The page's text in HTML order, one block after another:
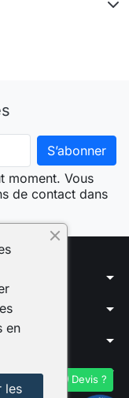
moment. Vous
de contact dans
arrow_drop_down
arrow_drop_down
arrow_drop_down
arrow_drop_down
Devis ?
en
les